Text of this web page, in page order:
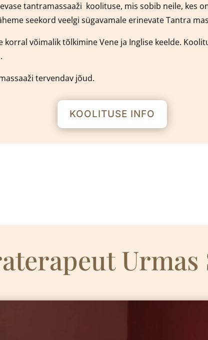
tantramassaaži koolituse, mis sobib neile, kes
seekord veelgi sügavamale erinevate Tantra
võimalik tõlkimine Vene ja Inglise keelde.
tervendav jõud.
KOOLITUSE INFO
Urmas